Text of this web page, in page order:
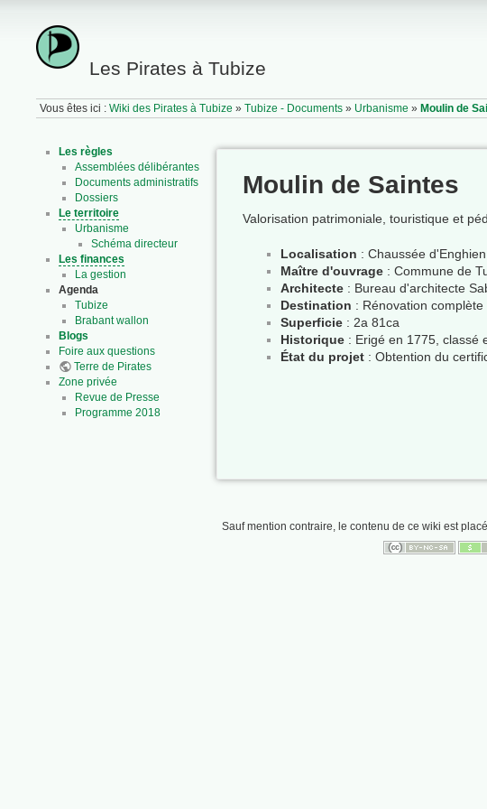
Les Pirates à Tubize
Vous êtes ici :Wiki des Pirates à Tubize »Tubize - Documents » Urbanisme » Moulin de
Les règles
Assemblées délibérantes
Documents administratifs
Dossiers
Le territoire
Urbanisme
Schéma directeur
Les finances
La gestion
Agenda
Tubize
Brabant wallon
Blogs
Foire aux questions
Terre de Pirates
Zone privée
Revue de Presse
Programme 2018
Moulin de Saintes
Valorisation patrimoniale, touristique et
Localisation : Chaussée
Maître d'ouvrage : Commune de
Architecte : Bureau d'architecte
Destination : Rénovation
Superficie : 2a 81ca
Historique : Erigé en 1775, classé
État du projet : Obtention du
Sauf mention contraire, le contenu de ce wiki est